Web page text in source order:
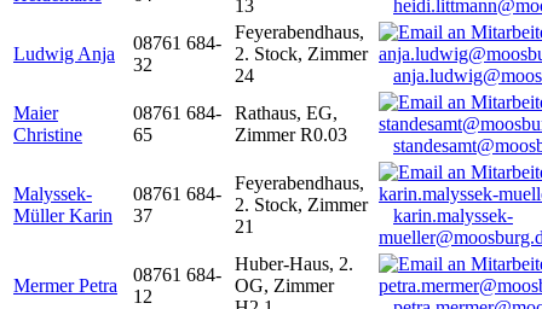
13
Ludwig Anja
08761 684-
32
Feyerabendhaus,
2. Stock, Zimmer
24
Maier
Christine
08761 684-
65
Rathaus, EG,
Zimmer R0.03
Malyssek-
Müller Karin
08761 684-
37
Feyerabendhaus,
2. Stock, Zimmer
21
karin.malyssek-
Mermer Petra
08761 684-
12
Huber-Haus, 2.
OG, Zimmer